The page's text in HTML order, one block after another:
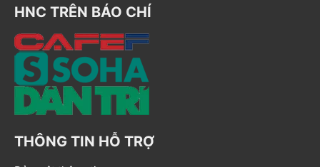
HNC TRÊN BÁO CHÍ
THÔNG TIN HỖ TRỢ